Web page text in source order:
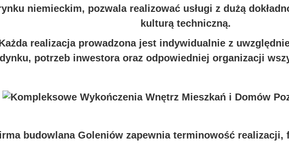
niemieckim, pozwala realizować usługi z dużą
kulturą techniczną.
realizacja prowadzona jest indywidualnie z
potrzeb inwestora oraz odpowiedniej organizacji
budowlana Goleniów zapewnia terminowość realizacji,